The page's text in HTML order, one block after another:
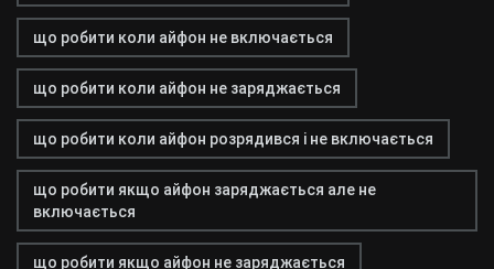
що робити коли айфон не включається
що робити коли айфон не заряджається
що робити коли айфон розрядився і не включається
що робити якщо айфон заряджається але не
включається
що робити якщо айфон не заряджається